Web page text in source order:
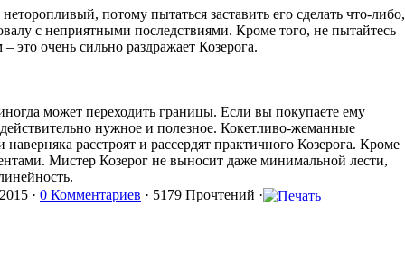
потому пытаться заставить его сделать что-либо,
с неприятными последствиями. Кроме того, не пытайтесь
это очень сильно раздражает Козерога.
может переходить границы. Если вы покупаете ему
нужное и полезное. Кокетливо-жеманные
расстроят и рассердят практичного Козерога. Кроме
Мистер Козерог не выносит даже минимальной лести,
· 0 Комментариев · 5179 Прочтений ·